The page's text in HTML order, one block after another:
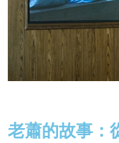
老蕭的故事：